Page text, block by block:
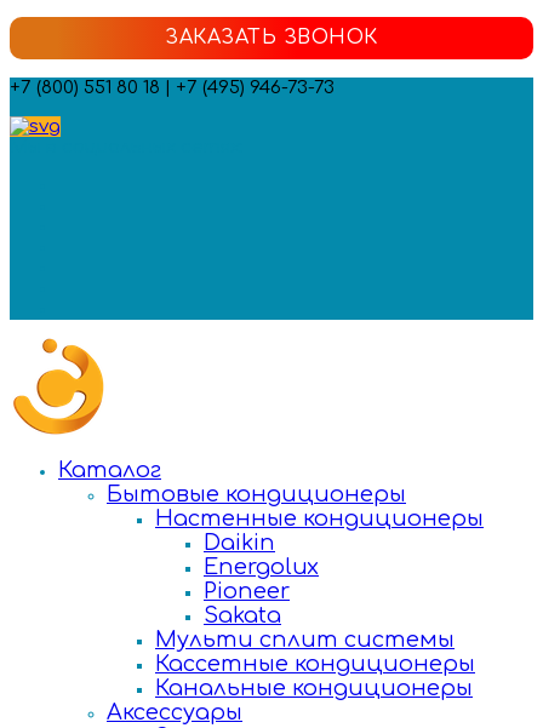
ЗАКАЗАТЬ ЗВОНОК
+7 (800) 551 80 18 | +7 (495) 946-73-73
Каталог
Бытовые кондиционеры
Настенные кондиционеры
Daikin
Energolux
Pioneer
Sakata
Мульти сплит системы
Кассетные кондиционеры
Канальные кондиционеры
Аксессуары